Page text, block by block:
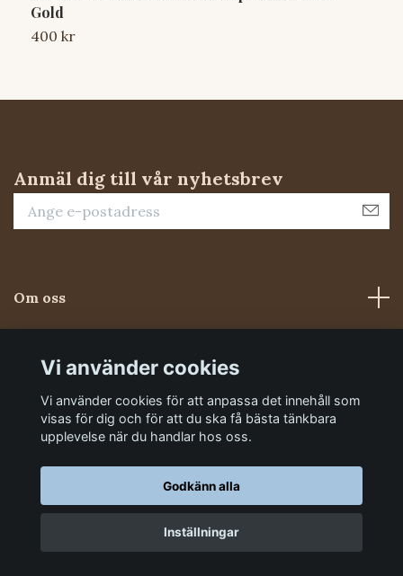
Gold
400 kr
Anmäl dig till vår nyhetsbrev
Om oss
Sociala medier
© 2026 Foderluckan
Vi använder cookies
Vi använder cookies för att anpassa det innehåll som
visas för dig och för att du ska få bästa tänkbara
upplevelse när du handlar hos oss.
Godkänn alla
Inställningar